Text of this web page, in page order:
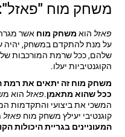
משחק מוח
פאזל הוא משחק מוח אשר מגרה
על מנת להתקדם במשחק, יהיה
שלהם, ככל שרמת המורכבות של
הקוגנטיביות יעלו.
משחק מוח זה יתאים את רמת
ככל שהוא מתאמן.פאזל הוא
המשכי את ביצועי והתקדמות
קוגנטיבי יעילץ משחק מוח פאזל
המעוניינים בגריית היכולות